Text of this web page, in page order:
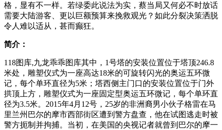
格，显有不一样。若绿委此说法为实，蔡当局又何必不时放话
需要大陆游客、更以巨额预算来挽救观光？如此分裂决策洒脱
令人难以适从，甚而癫狂。
简介：
118图库,九龙乖乖图库其中，1号塔的安装位置位于塔顶246.8
米处，雕塑仪式为一座高达18米的可旋转闪光的奥运五环微
记，每个单环直径为5米；塔西侧主门口的安装位置位于门外
拱顶上方，雕塑仪式为一座固定型奥运五环微记，每个单环直
径为3.5米。2015年4月12号，25岁的非洲裔男小伙子格雷在马
里兰州巴尔的摩市西部街区遭到警方盘查，他在试图逃走时被
警方扼制并拘捕。当初，在美国的央视记者就曾到巴尔的摩一